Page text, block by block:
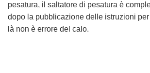
pesatura, il saltatore di pesatura è
dopo la pubblicazione delle istruzioni
là non è errore del calo.